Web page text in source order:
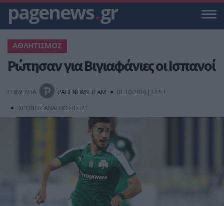
pagenews.gr
ΑΘΛΗΤΙΣΜΟΣ
Ρώτησαν για Βιγιαφάνιες οι Ισπανοί
ΕΠΙΜΕΛΕΙΑ PAGENEWS TEAM
01.10.2016 | 12:53
ΧΡΟΝΟΣ ΑΝΑΓΝΩΣΗΣ 2 '